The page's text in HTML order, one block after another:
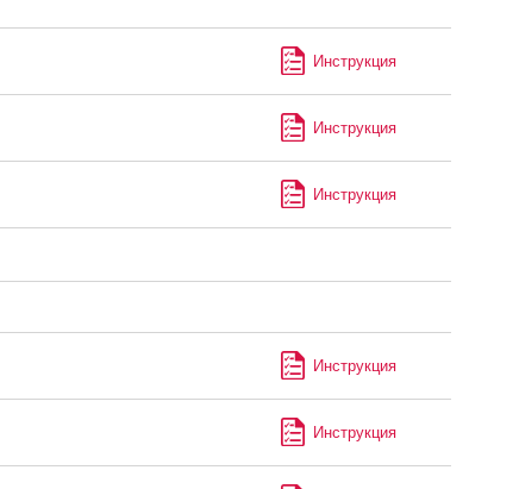
Инструкция
Инструкция
Инструкция
Инструкция
Инструкция